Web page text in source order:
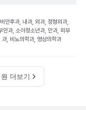
인후과, 내과, 외과, 정형외과,
인과, 소아청소년과, 안과, 피부
과, 비뇨의학과, 영상의학과
더보기